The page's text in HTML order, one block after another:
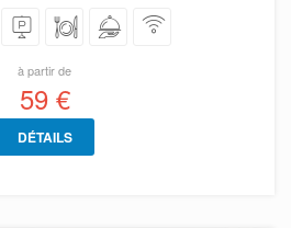
à partir de
59 €
DÉTAILS